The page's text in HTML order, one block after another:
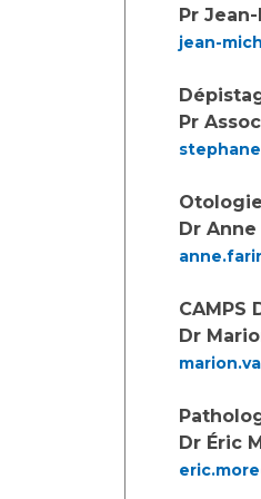
Laïcité et cultes
Les associations
Salon des
Transports
Vos droits, vos
Les structures
Pr
jean-
Pr
Dr Anne
CAMPS
Dr
Dr Éric